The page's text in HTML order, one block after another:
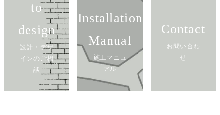
to
design
設計・デザ
インのご相
談
Installation
Manual
施工マニュ
アル
Contact
お問い合わ
せ